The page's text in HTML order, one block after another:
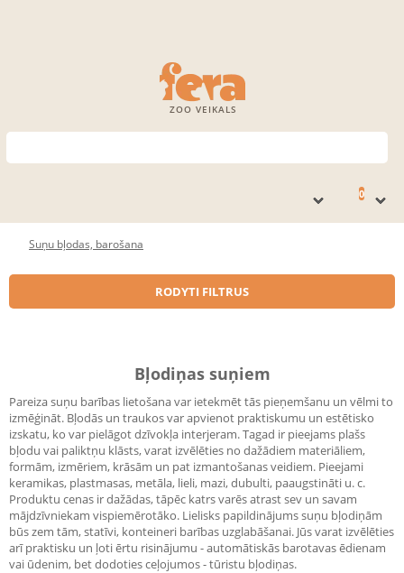
ZOO VEIKALS
0
Suņu bļodas, barošana
RODYTI FILTRUS
Bļodiņas suņiem
Pareiza suņu barības lietošana var ietekmēt tās pieņemšanu un vēlmi to
izmēģināt. Bļodās un traukos var apvienot praktiskumu un estētisko
izskatu, ko var pielāgot dzīvokļa interjeram. Tagad ir pieejams plašs
bļodu vai paliktņu klāsts, varat izvēlēties no dažādiem materiāliem,
formām, izmēriem, krāsām un pat izmantošanas veidiem. Pieejami
keramikas, plastmasas, metāla, lieli, mazi, dubulti, paaugstināti u. c.
Produktu cenas ir dažādas, tāpēc katrs varēs atrast sev un savam
mājdzīvniekam vispiemērotāko. Lielisks papildinājums suņu bļodiņām
būs zem tām, statīvi, konteineri barības uzglabāšanai. Jūs varat izvēlēties
arī praktisku un ļoti ērtu risinājumu - automātiskās barotavas ēdienam
vai ūdenim, bet dodoties ceļojumos - tūristu bļodiņas.